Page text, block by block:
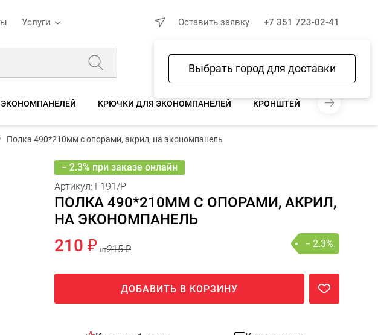
Услуги
Выбрать город для доставки
Оставить заявку +7 351 723-02-41
Избранное Сравнение Корзина
КРЮЧКИ ДЛЯ ЭКОНОМПАНЕЛЕЙ КРОНШТЕЙНЫ ДЛЯ
210 ₽
− 2.3%
Полка 490*210мм с опорами, акрил, на экономпанель
− 2.3% при заказе онлайн
Артикул: F191/P
ПОЛКА 490*210ММ С ОПОРАМИ, АКРИЛ,
НА ЭКОНОМПАНЕЛЬ
210 ₽шт215 ₽ − 2.3%
ДОБАВИТЬ В КОРЗИНУ